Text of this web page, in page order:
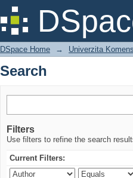
Search
DSpace Home → Univerzita
Search
Filters
Use filters to refine the search
Current Filters: